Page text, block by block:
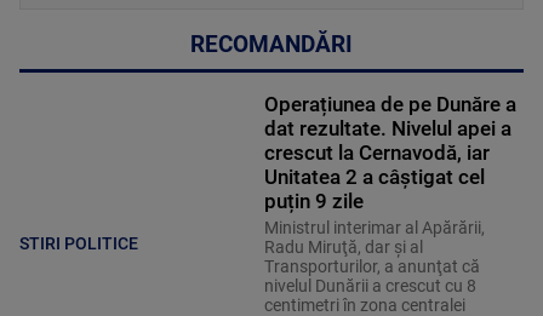
RECOMANDĂRI
STIRI POLITICE
Operațiunea de pe Dunăre a
dat rezultate. Nivelul apei a
crescut la Cernavodă, iar
Unitatea 2 a câștigat cel
puțin 9 zile
Ministrul interimar al Apărării,
Radu Miruţă, dar şi al
Transporturilor, a anunţat că
nivelul Dunării a crescut cu 8
centimetri în zona centralei